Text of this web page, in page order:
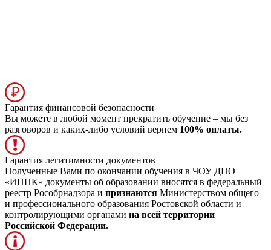
Гарантия финансовой безопасности
Вы можете в любой момент прекратить обучение – мы без
разговоров и каких-либо условий вернем 100% оплаты.
Гарантия легитимности документов
Полученные Вами по окончании обучения в ЧОУ ДПО
«ИППК» документы об образовании вносятся в федеральный
реестр Рособрнадзора и признаются Министерством общего
и профессионального образования Ростовской области и
контролирующими органами на всей территории
Российской Федерации.